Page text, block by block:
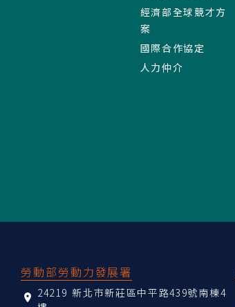
經濟部全球競才方
案
國際合作協定
人力仲介
勞動部勞動力發展署
24219 新北市新莊區中平路439號南棟4